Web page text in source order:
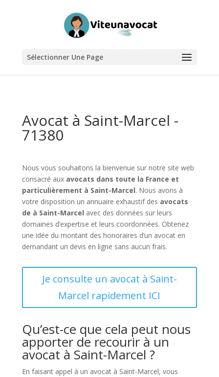
Sélectionner Une Page
Avocat à Saint-Marcel -
71380
Nous vous souhaitons la bienvenue sur notre site web
consacré aux avocats dans toute la France et
particulièrement à Saint-Marcel. Nous avons à
votre disposition un annuaire exhaustif des avocats
de à Saint-Marcel avec des données sur leurs
domaines d’expertise et leurs coordonnées. Obtenez
une idée du montant des honoraires d’un avocat en
demandant un devis en ligne sans aucun frais.
Je consulte un avocat à Saint-
Marcel rapidement ICI
Qu’est-ce que cela peut nous
apporter de recourir à un
avocat à Saint-Marcel ?
En faisant appel à un avocat à Saint-Marcel, vous